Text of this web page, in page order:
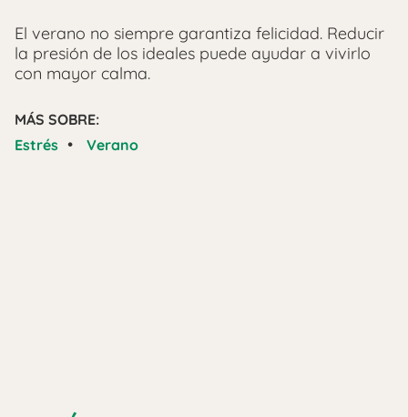
El verano no siempre garantiza felicidad. Reducir
la presión de los ideales puede ayudar a vivirlo
con mayor calma.
MÁS SOBRE:
Estrés • Verano